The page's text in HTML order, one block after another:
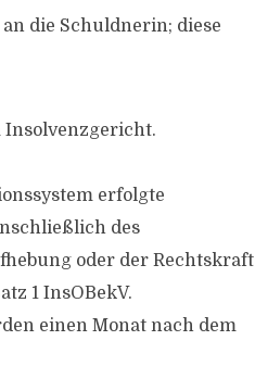
die Schuldnerin; diese
Insolvenzgericht.
erfolgte
des
oder der Rechtskraft
1 InsOBekV.
einen Monat nach dem